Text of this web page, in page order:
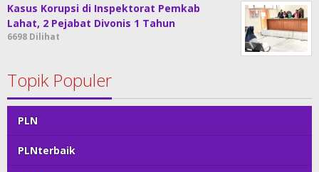
Kasus Korupsi di Inspektorat Pemkab
Lahat, 2 Pejabat Divonis 1 Tahun
6698 Dilihat
Topik Populer
PLN
PLNterbaik